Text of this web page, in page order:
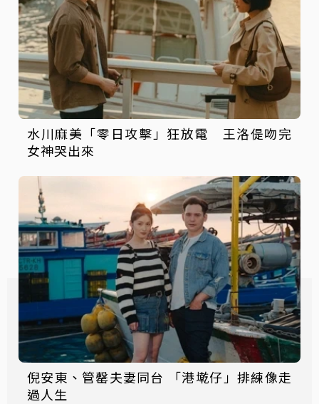
水川麻美「零日攻擊」狂放電 王洛偍吻完
女神哭出來
倪安東、管罄夫妻同台 「港墘仔」排練像走
過人生